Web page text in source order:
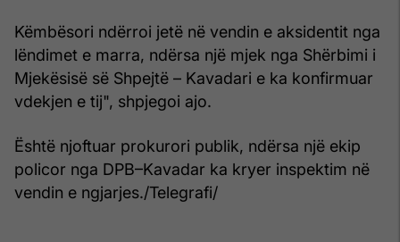
Këmbësori ndërroi jetë në vendin e aksidentit nga
lëndimet e marra, ndërsa një mjek nga Shërbimi i
Mjekësisë së Shpejtë – Kavadari e ka konfirmuar
vdekjen e tij", shpjegoi ajo.
Është njoftuar prokurori publik, ndërsa një ekip
policor nga DPB–Kavadar ka kryer inspektim në
vendin e ngjarjes./Telegrafi/